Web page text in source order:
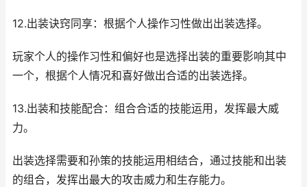
12.出装诀窍同享：根据个人操作习性做出出装选择。
玩家个人的操作习性和偏好也是选择出装的重要影响其中
一个，根据个人情况和喜好做出合适的出装选择。
13.出装和技能配合：组合合适的技能运用，发挥最大威
力。
出装选择需要和孙策的技能运用相结合，通过技能和出装
的组合，发挥出最大的攻击威力和生存能力。